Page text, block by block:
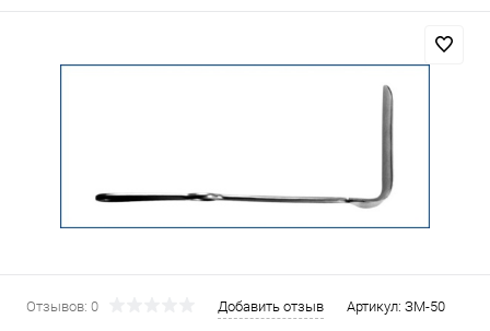
Отзывов: 0 Добавить отзыв Артикул: ЗМ-50